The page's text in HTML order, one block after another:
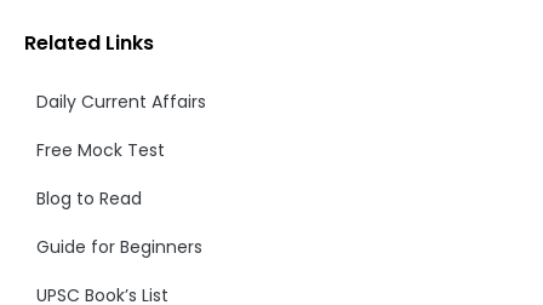
Related Links
Daily Current Affairs
Free Mock Test
Blog to Read
Guide for Beginners
UPSC Book’s List